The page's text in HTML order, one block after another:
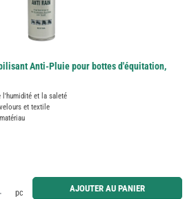
Anti-Pluie pour bottes d'équitation,
l'humidité et la saleté
et textile
souhaitée ou utilisez les boutons pour augmenter ou
pc AJOUTER AU PANIER